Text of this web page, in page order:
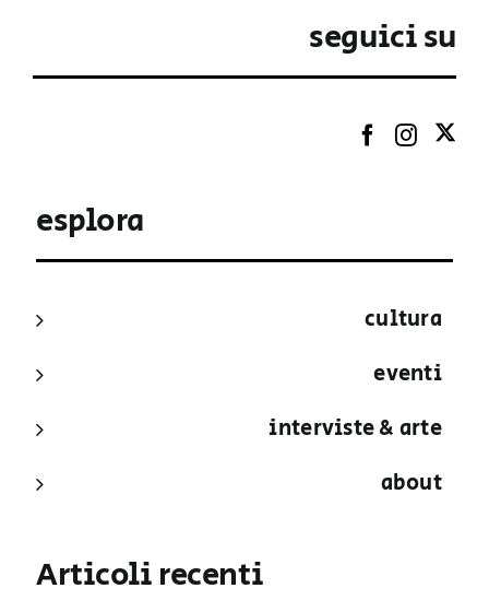
seguici su
esplora
cultura
eventi
interviste & arte
about
Articoli recenti